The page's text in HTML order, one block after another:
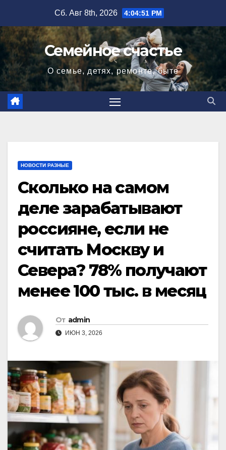
содержимому
Сб. Авг 8th, 2026 4:04:52 PM
Семейное счастье
О семье, детях, ремонте, быте
НОВОСТИ РАЗНЫЕ
Сколько на самом
деле зарабатывают
россияне, если не
считать Москву и
Севера? 78% получают
менее 100 тыс. в месяц
От admin
ИЮН 3, 2026